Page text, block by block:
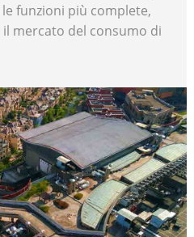
funzioni più complete,
mercato del consumo di
entro centinaia di